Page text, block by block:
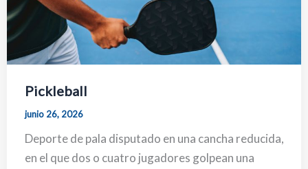
Pickleball
junio 26, 2026
Deporte de pala disputado en una cancha reducida,
en el que dos o cuatro jugadores golpean una